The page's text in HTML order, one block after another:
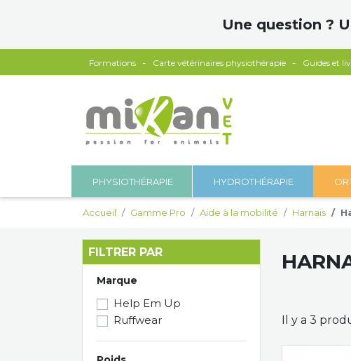
Une question ?
Formations Carte vétérinaires physiothérapie Guides et
PHYSIOTHÉRAPIE HYDROTHÉRAPIE
Accueil Gamme Pro Aide à la mobilité Harnais
FILTRER PAR
Marque
Help Em Up
Ruffwear
Il y a 3